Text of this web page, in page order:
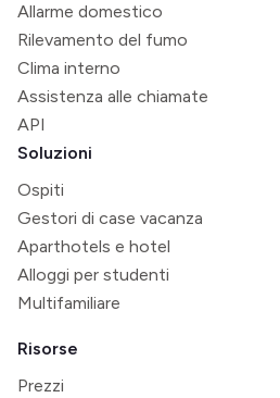
Allarme domestico
Rilevamento del fumo
Clima interno
Assistenza alle chiamate
API
Soluzioni
Ospiti
Gestori di case vacanza
Aparthotels e hotel
Alloggi per studenti
Multifamiliare
Risorse
Prezzi